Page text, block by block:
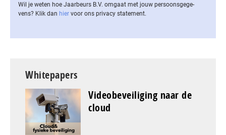
Wil je weten hoe Jaarbeurs B.V. omgaat met jouw per­soons­ge­ge­
vens? Klik dan hier voor ons privacy statement.
Whitepapers
Videobeveiliging naar de
cloud